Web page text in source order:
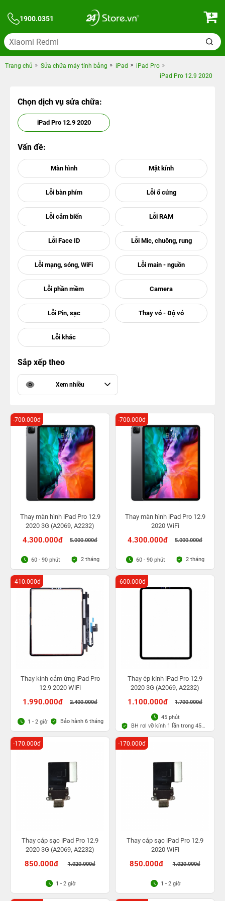
1900.0351
Trang chủ Sửa chữa máy tính bảng iPad
iPad Pro
iPad Pro 12.9 2020
Chọn dịch vụ sửa chữa:
iPad Pro 12.9 2020
Vấn đề:
Sắp xếp theo
Xem nhiều
Thay màn hình iPad Pro 12.9
2020 3G (A2069, A2232)
4.300.000đ 5.000.000đ
-700.000đ
60 - 90 phút 2 tháng
Thay màn hình iPad Pro 12.9
2020 WiFi
4.300.000đ 5.000.000đ
-700.000đ
60 - 90 phút 2 tháng
Thay kính cảm ứng iPad Pro
12.9 2020 WiFi
1.990.000đ 2.400.000đ
-410.000đ
1 - 2 giờ Bảo hành 6 tháng
Thay ép kính iPad Pro 12.9
2020 3G (A2069, A2232)
1.100.000đ 1.700.000đ
-600.000đ
45 phút
BH rơi vỡ kính 1 lần trong 45
ngày
Thay cáp sạc iPad Pro 12.9
2020 3G (A2069, A2232)
850.000đ 1.020.000đ
-170.000đ
1 - 2 giờ
Thay cáp sạc iPad Pro 12.9
2020 WiFi
850.000đ 1.020.000đ
-170.000đ
1 - 2 giờ